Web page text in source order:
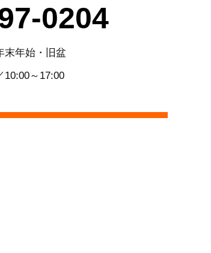
0204
末年始・旧盆
10:00～17:00